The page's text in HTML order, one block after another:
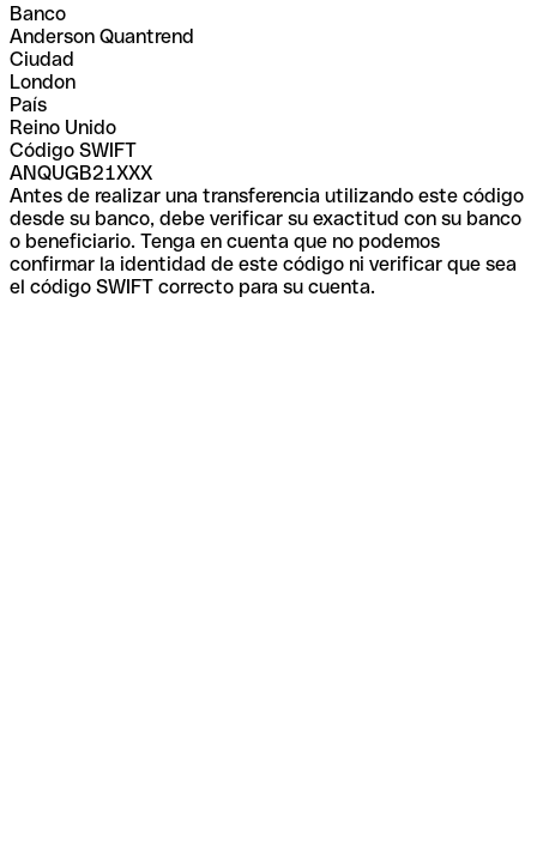
Banco
Anderson Quantrend
Ciudad
London
País
Reino Unido
Código SWIFT
ANQUGB21XXX
Antes de realizar una transferencia utilizando este código
desde su banco, debe verificar su exactitud con su banco
o beneficiario. Tenga en cuenta que no podemos
confirmar la identidad de este código ni verificar que sea
el código SWIFT correcto para su cuenta.